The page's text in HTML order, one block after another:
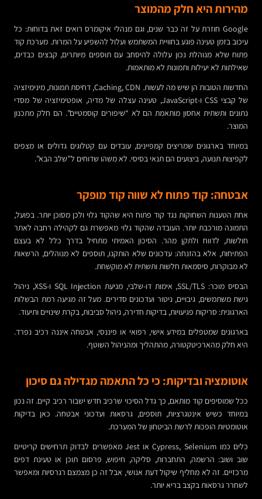
מהירות היא חלק מהמוצר
Google חוזרת על זה כבר שנים, וגם מנהלי איקומרס רואים זאת בדוחות: כל
עיכוב בזמן טעינה פוגע בחוויית המשתמש ועלול להשפיע על המרות. מערכת קוד
פתוח שלא מנוהלת נכון עלולה להיסחב עם תוספים מיותרים, קבצים כבדים,
שאילתות לא יעילות ותמונות לא מותאמות.
החדשות הטובות הן שיש מה לעשות. Caching, CDN, דחיסת תמונות, מינימיזציה
של קבצי CSS ו-JavaScript, טעינה עצלה של מדיה, אופטימיזציה של מסדי
נתונים ותשתית אחסון מותאמת הם לא “שיפורים קוסמטיים”. הם חלק מתכנון
המוצר.
במיוחד בארגונים שמריצים קמפיינים, עובדים עם קטלוגים גדולים או מצפים
לקפיצות תנועה, ביצועים הם תנאי בסיסי. לא משהו שדוחים ל”שלב הבא”.
אבטחה: קוד פתוח לא שווה קוד מופקר
אחת הטענות השחוקות נגד קוד פתוח היא שהקוד גלוי ולכן מסוכן יותר. בפועל,
התמונה מורכבת יותר. העובדה שהקוד גלוי מאפשרת גם לקהילה רחבה לאתר
חולשות, לדווח ולתקן מהר. הסיכון האמיתי מתחיל בדרך כלל לא בעצם
הפתיחות, אלא בהזנחה: עדכונים שלא הותקנו, תוספים לא מנוהלים, הרשאות
לא מבוקרות, סיסמאות חלשות ותשתית לא מוקשחת.
הבסיס מוכר: SSL/TLS, אימות דו-שלבי, מניעת SQL Injection ו-XSS, ניהול
גישת משתמשים, גיבויים, ניטור ועדכונים סדירים. מעל זה מגיעה רמת הבשלות
הארגונית: סריקות פגיעויות, בדיקות חדירה, ניהול סביבות, בקרת שינויים ותיעוד.
בארגונים שמטפלים במידע אישי, רפואי או פיננסי, אבטחה איננה רכיב נפרד.
היא חלק מהארכיטקטורה, מהתהליך ומהניהול השוטף.
אוטומציה ובדיקות: כי כל התאמה מגדילה גם סיכון
ככל שמוסיפים קוד מותאם, כך גדל הסיכוי שרכיב חדש ישבור רכיב קיים. זה נכון
במיוחד כשיש אינטגרציות, תוספים, גרסאות ועדכוני אבטחה. כאן בדיקות
אוטומטיות הופכות לרשת הביטחון של המערכת.
כלים כמו Cypress, Selenium או Jest מאפשרים לבדוק תרחישים קריטיים
שוב ושוב: הרשמה, התחברות, סליקה, חיפוש, פרסום תוכן או טעינת דפים
מרכזיים. זה לא מחליף שיקול דעת אנושי, אבל זה כן מצמצם רגרסיות ומאפשר
לשחרר גרסאות בקצב בריא יותר.